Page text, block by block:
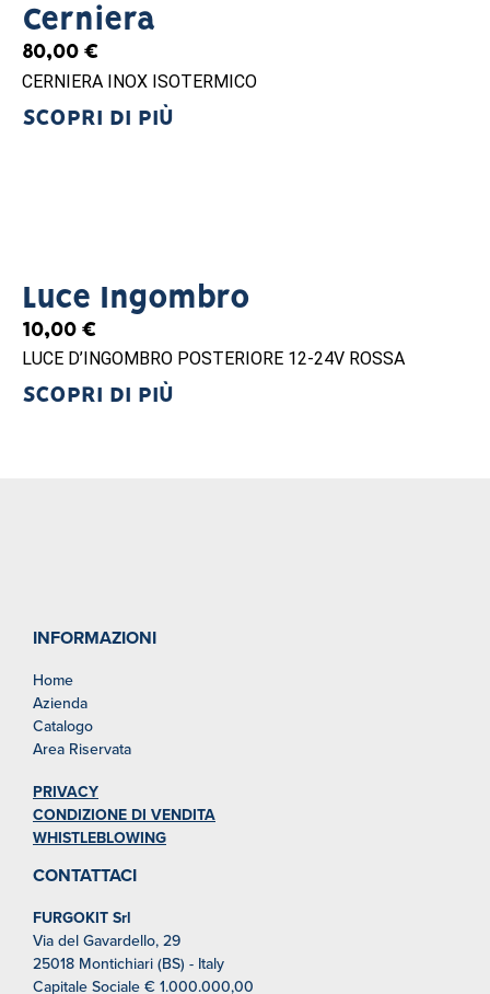
Cerniera
80,00 €
CERNIERA INOX ISOTERMICO
SCOPRI DI PIÙ
Luce Ingombro
10,00 €
LUCE D’INGOMBRO POSTERIORE 12-24V ROSSA
SCOPRI DI PIÙ
INFORMAZIONI
Home
Azienda
Catalogo
Area Riservata
PRIVACY
CONDIZIONE DI VENDITA
WHISTLEBLOWING
CONTATTACI
FURGOKIT Srl
Via del Gavardello, 29
25018 Montichiari (BS) - Italy
Capitale Sociale € 1.000.000,00